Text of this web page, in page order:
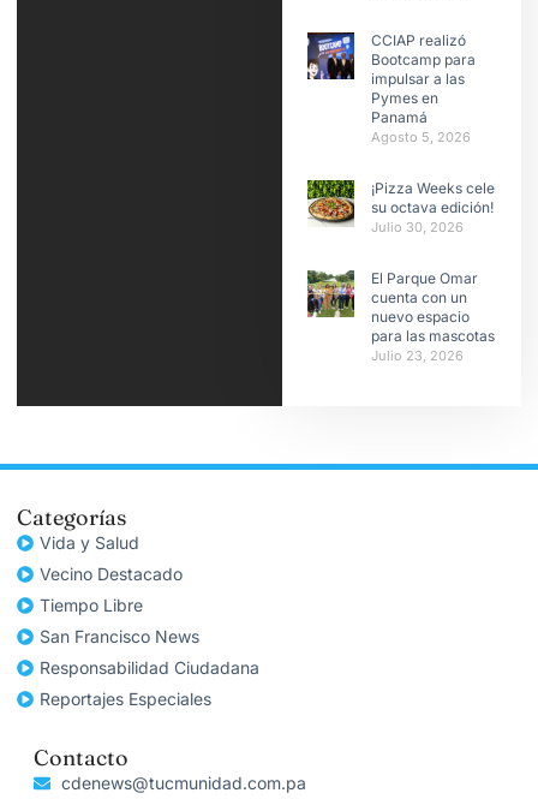
CCIAP realizó
Bootcamp para
impulsar a las
Pymes en
Panamá
Agosto 5, 2026
¡Pizza Weeks celebra
su octava edición!
Julio 30, 2026
El Parque Omar
cuenta con un
nuevo espacio
para las mascotas
Julio 23, 2026
Categorías
Vida y Salud
Vecino Destacado
Tiempo Libre
San Francisco News
Responsabilidad Ciudadana
Reportajes Especiales
Contacto
cdenews@tucmunidad.com.pa